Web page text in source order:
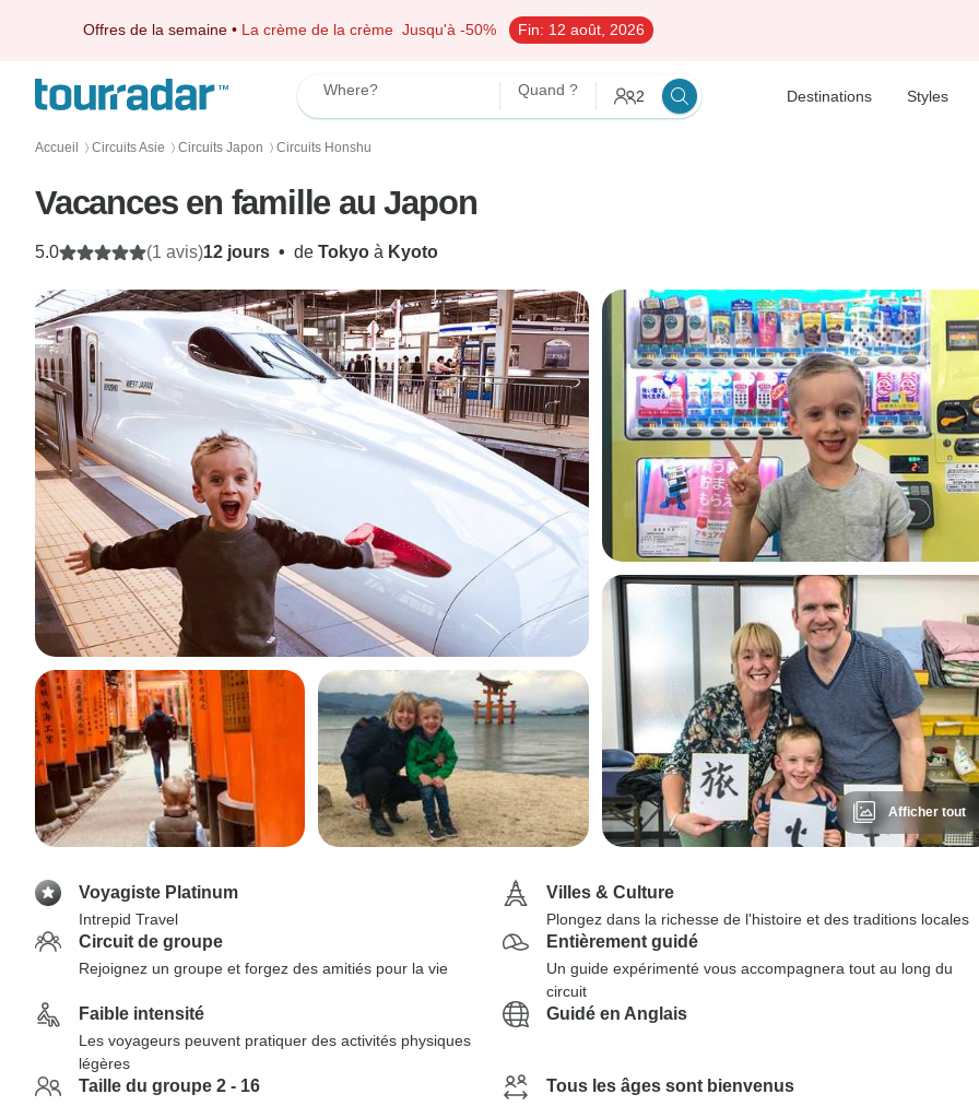
Offres de la semaine • La crème de la crème Jusqu'à -50% Fin: 12 août, 2026
Where? Quand ? 2 Destinations Styles
Accueil 〉 Circuits Asie 〉 Circuits Japon 〉 Circuits Honshu
Vacances en famille au Japon
12 jours • de Tokyo à Kyoto
5.0 (1 avis)
Afficher tout
Voyagiste Platinum
Intrepid Travel
Villes & Culture
Plongez dans la richesse de l'histoire et des traditions locales
Circuit de groupe
Rejoignez un groupe et forgez des amitiés pour la vie
Entièrement guidé
Un guide expérimenté vous accompagnera tout au long du
circuit
Faible intensité
Les voyageurs peuvent pratiquer des activités physiques
légères
Guidé en Anglais
Taille du groupe 2 - 16 Tous les âges sont bienvenus